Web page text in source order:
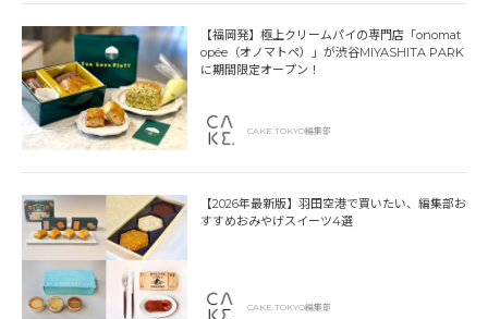
【福岡発】極上クリームパイの専門店「onomat
opée（オノマトペ）」が渋谷MIYASHITA PARK
に期間限定オープン！
CAKE.TOKYO編集部
【2026年最新版】羽田空港で買いたい、編集部お
すすめおみやげスイーツ4選
CAKE.TOKYO編集部